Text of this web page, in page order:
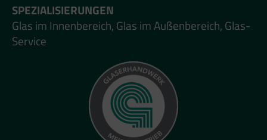
SPEZIALISIERUNGEN
Glas im Innenbereich, Glas im Außenbereich, Glas-
Service